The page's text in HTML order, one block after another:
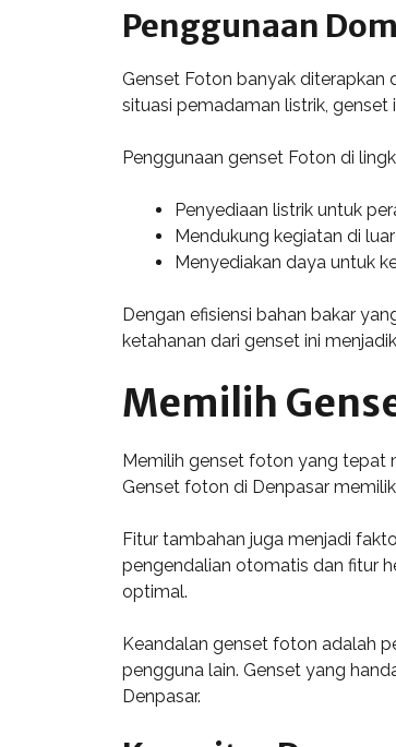
Penggunaan
Genset Foton banyak diterapkan
situasi pemadaman listrik, genset
Penggunaan genset Foton di
Penyediaan listrik untuk
Mendukung kegiatan di
Menyediakan daya untuk
Dengan efisiensi bahan bakar
ketahanan dari genset ini
Memilih
Memilih genset foton yang tepat
Genset foton di Denpasar
Fitur tambahan juga menjadi
pengendalian otomatis dan fitur
optimal.
Keandalan genset foton adalah
pengguna lain. Genset yang
Denpasar.